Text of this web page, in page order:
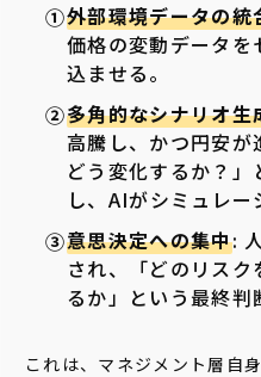
外部環境データの統
価格の変動データ
込ませる。
多角的なシナリオ生
高騰し、かつ円安が
どう変化するか？
し、AIがシミュレー
意思決定への集中:
され、「どのリス
るか」という最終判
これは、マネジメント層自